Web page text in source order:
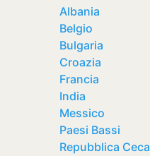
Albania
Belgio
Bulgaria
Croazia
Francia
India
Messico
Paesi Bassi
Repubblica Ceca